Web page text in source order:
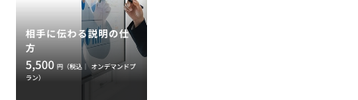
相手に伝わる説明の仕
方
5,500円（税込｜ オンデマンドプ
ラン）